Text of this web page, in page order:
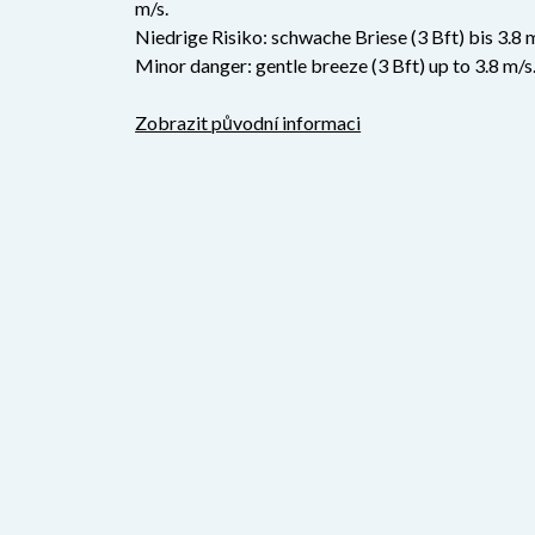
m/s.
Niedrige Risiko: schwache Briese (3 Bft) bis 3.8
Minor danger: gentle breeze (3 Bft) up to 3.8 m/s.
Zobrazit původní informaci